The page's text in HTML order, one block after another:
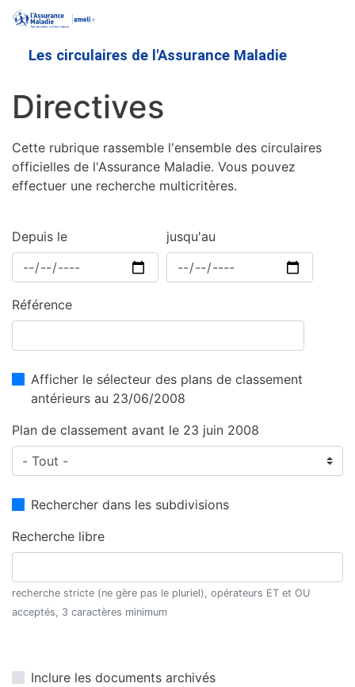
contenu
Les circulaires de l'Assurance Maladie
Directives
Cette rubrique rassemble l'ensemble des circulaires
officielles de l'Assurance Maladie. Vous pouvez
effectuer une recherche multicritères.
Depuis le jusqu'au
Référence
Afficher le sélecteur des plans de classement
antérieurs au 23/06/2008
Plan de classement avant le 23 juin 2008
Rechercher dans les subdivisions
Recherche libre
recherche stricte (ne gère pas le pluriel), opérateurs ET et OU
acceptés, 3 caractères minimum
Inclure les documents archivés